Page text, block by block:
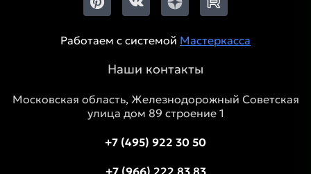
Работаем с системой Мастеркасса
Наши контакты
Московская область, Железнодорожный Советская
улица дом 89 строение 1
+7 (495) 922 30 50
+7 (966) 222 83 83